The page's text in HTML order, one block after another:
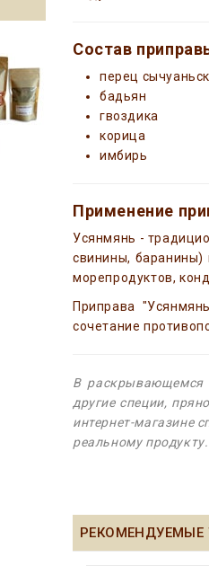
Состав
перец
бадьян
гвоздика
корица
имбирь
Применение
Усянмянь -
свинины, баранины)
морепродуктов,
Приправа
сочетание
В раскрывающемся
другие специи,
интернет-магазине
реальному продукту.
РЕКОМЕНДУЕМЫЕ